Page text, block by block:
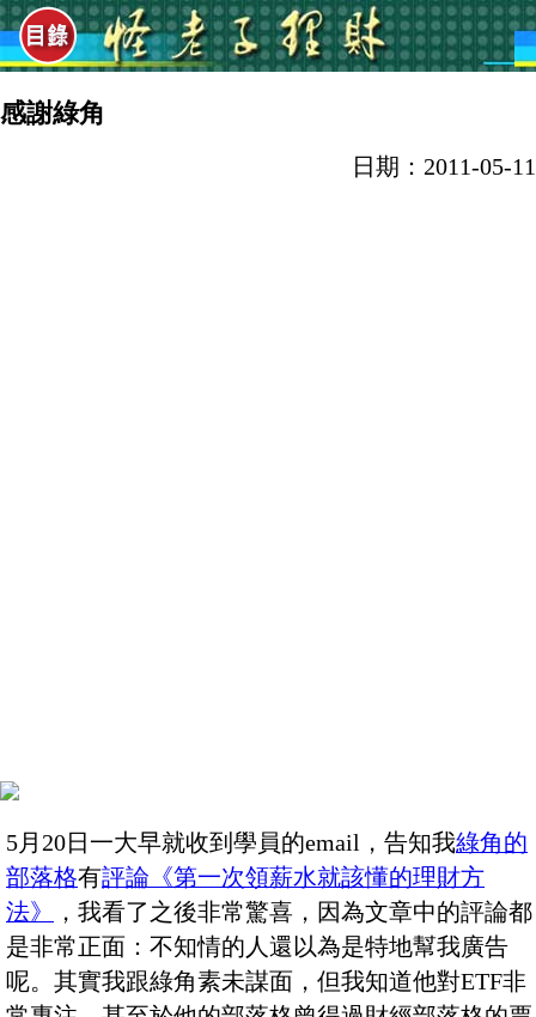
感謝綠角
日期：2011-05-11
5月20日一大早就收到學員的email，告知我綠角的
部落格有評論《第一次領薪水就該懂的理財方
法》
，我看了之後非常驚喜，因為文章中的評論都
是非常正面：不知情的人還以為是特地幫我廣告
呢。其實我跟綠角素未謀面，但我知道他對ETF非